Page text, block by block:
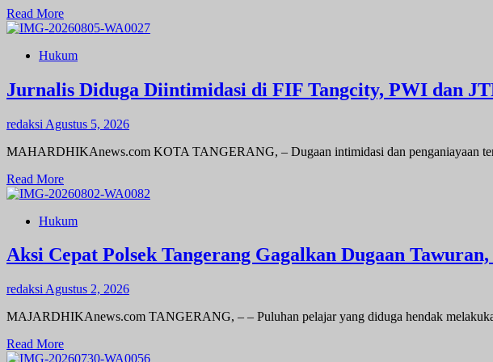
Read MoreRead
more
Polsek
Tangkap
Pelaku
Penadah
Diamankan
Hukum
Jurnalis Diduga Diintimidasi di FIF Tangcity, PWI dan
redaksi Agustus 5, 2026
MAHARDHIKAnews.com KOTA TANGERANG, – Dugaan intimidasi dan penganiayaan
Read MoreRead
more
Jurnalis
Diintimidasi
di
Tangcity,
PWI
dan
Ini
Hukum
Aksi Cepat Polsek Tangerang Gagalkan Dugaan
redaksi Agustus 2, 2026
MAJARDHIKAnews.com TANGERANG, – – Puluhan pelajar yang diduga hendak
Read MoreRead
more